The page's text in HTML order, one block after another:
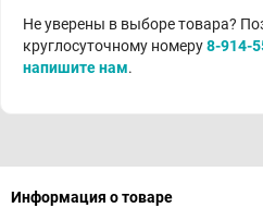
Не уверены в выборе товара?
круглосуточному номеру8-914-
напишите нам.
Информация о товаре